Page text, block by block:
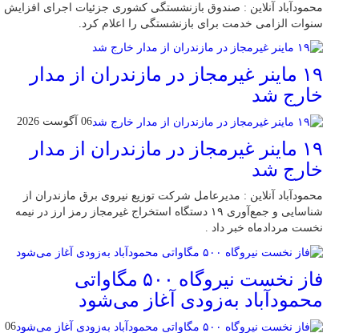
محمودآباد آنلاین : صندوق بازنشستگی کشوری جزئیات اجرای افزایش
سنوات الزامی خدمت برای بازنشستگی را اعلام کرد.
۱۹ ماینر غیرمجاز در مازندران از مدار
خارج شد
06 آگوست 2026
۱۹ ماینر غیرمجاز در مازندران از مدار
خارج شد
محمودآباد آنلاین : مدیرعامل شرکت توزیع نیروی برق مازندران از
شناسایی و جمع‌آوری ۱۹ دستگاه استخراج غیرمجاز رمز ارز در نیمه
نخست مردادماه خبر داد .
فاز نخست نیروگاه ۵۰۰ مگاواتی
محمودآباد به‌زودی آغاز می‌شود
06